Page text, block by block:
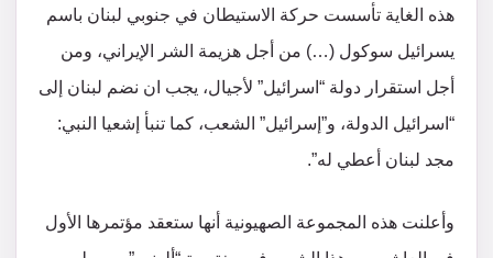
هذه الغاية تأسست حركة الاستيطان في جنوبي لبنان باسم
يسرائيل سوكول (…) من أجل هزيمة الشر الإيراني، ومن
أجل استقرار دولة “اسرائيل” لأجيال، يجب ان نضم لبنان إلى
“اسرائيل الدولة، و”إسرائيل” الشعب، كما تنبأ إشعيا النبي:
مجد لبنان أعطي له”.
وأعلنت هذه المجموعة الصهيونية أنها ستعقد مؤتمرها الأول